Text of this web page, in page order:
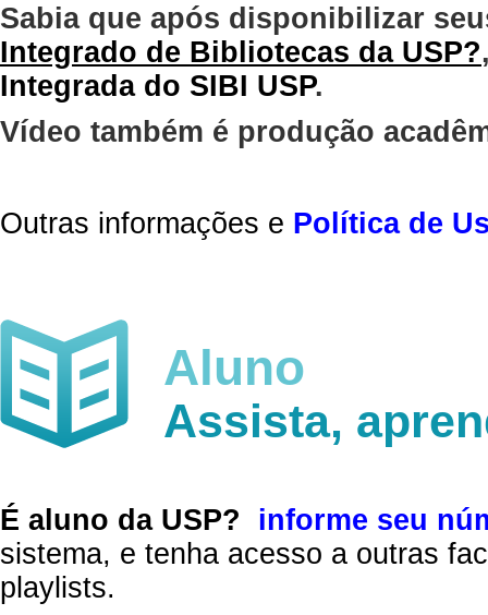
Sabia que após disponibilizar
Integrado de Bibliotecas da USP?
Integrada do SIBI USP.
Vídeo também é produção
Outras informações e Política de
Aluno
Assista,
É aluno da USP?
informe seu
sistema, e tenha acesso a outras
playlists.